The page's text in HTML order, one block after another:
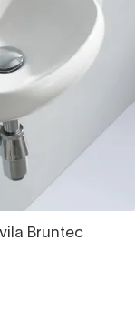
Bruntec